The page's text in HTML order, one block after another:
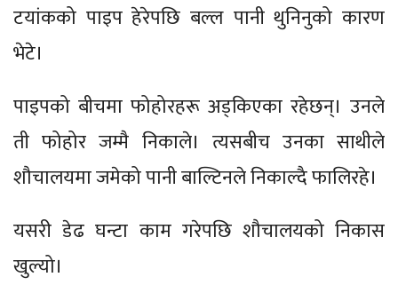
टयांकको पाइप हेरेपछि बल्ल पानी थुनिनुको कारण
भेटे।
पाइपको बीचमा फोहोरहरू अड्किएका रहेछन्। उनले
ती फोहोर जम्मै निकाले। त्यसबीच उनका साथीले
शौचालयमा जमेको पानी बाल्टिनले निकाल्दै फालिरहे।
यसरी डेढ घन्टा काम गरेपछि शौचालयको निकास
खुल्यो।